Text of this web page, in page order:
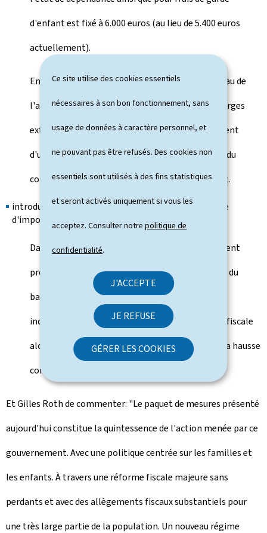
Ce site utilise des cookies essentiels
nécessaires à son bon fonctionnement, sans
usage de données à caractère personnel, et
ne pouvant pas être refusés. Des cookies non
essentiels sont utilisés à des fins statistiques
et seront activés uniquement si vous les
acceptez. Consulter notrepolitique de
confidentialité.
J'ACCEPTE
JE REFUSE
GÉRER LES COOKIES
d'enfant est fixé à 6.000 euros (au lieu de 5.400 euros
actuellement).
Enfin, les tranches de revenu applicables au niveau de
l'abattement de revenu imposable du fait de charges
extraordinaires qui sont inévitables et qui réduisent
d'une façon considérable la faculté contributive du
contribuable sont réévaluées substantiellement.
introduction d'un mécanisme d'indexation du barème
d'imposition
Dans le cadre de la réforme fiscale, il est également
proposé d'introduire un mécanisme d'indexation du
barème d'imposition à la suite de trois tranches
indiciaires. Il s'agit d'un correctif à une ponction fiscale
alourdie résultant de l'érosion monétaire due à la hausse
continue des prix (
Et Gilles Roth de commenter: "Le paquet de mesures présenté
aujourd'hui constitue la quintessence de l'action menée par ce
gouvernement. Avec une politique centrée sur les familles et
les enfants. À travers une réforme fiscale majeure sans
perdants et avec des allègements fiscaux substantiels pour
une très large partie de la population. Un nouveau régime